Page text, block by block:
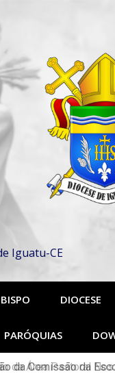
Iguatu-CE
DIOCESE
PARÓQUIAS
da Comissão da